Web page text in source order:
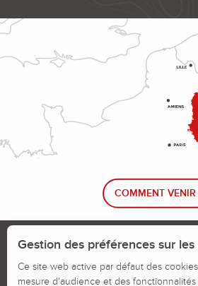
COMMENT VENIR
Le blog rando !
Calendrier des jours
Gestion des préférences sur les
Ce site web active par défaut des
mesure d'audience et des fonctionnalités